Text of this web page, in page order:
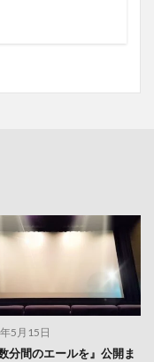
5月15日
分間のエールを』公開ま